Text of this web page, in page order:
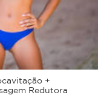
+
Redutora